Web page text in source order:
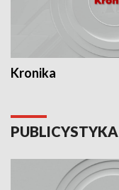
Kronika
PUBLICYSTYKA